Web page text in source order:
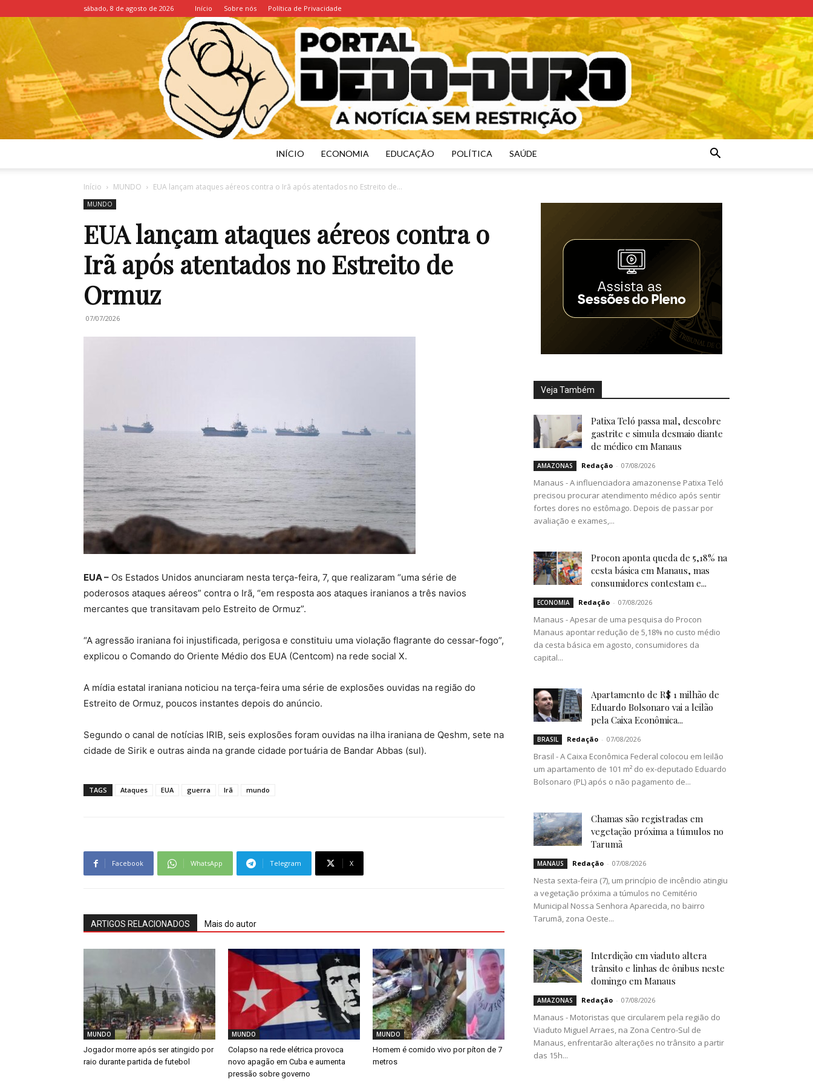
sábado, 8 de agosto de 2026 Início Sobre nós Política de Privacidade
Duro
INÍCIO ECONOMIA EDUCAÇÃO POLÍTICA SAÚDE
Início MUNDO EUA lançam ataques aéreos contra o Irã após atentados no Estreito de...
MUNDO
EUA lançam ataques aéreos contra o
Irã após atentados no Estreito de
Ormuz
07/07/2026
EUA – Os Estados Unidos anunciaram nesta terça-feira, 7, que realizaram “uma série de
poderosos ataques aéreos” contra o Irã, “em resposta aos ataques iranianos a três navios
mercantes que transitavam pelo Estreito de Ormuz”.
“A agressão iraniana foi injustificada, perigosa e constituiu uma violação flagrante do cessar-fogo”,
explicou o Comando do Oriente Médio dos EUA (Centcom) na rede social X.
A mídia estatal iraniana noticiou na terça-feira uma série de explosões ouvidas na região do
Estreito de Ormuz, poucos instantes depois do anúncio.
Segundo o canal de notícias IRIB, seis explosões foram ouvidas na ilha iraniana de Qeshm, sete na
cidade de Sirik e outras ainda na grande cidade portuária de Bandar Abbas (sul).
TAGS Ataques EUA guerra Irã mundo
Facebook WhatsApp Telegram X
ARTIGOS RELACIONADOS Mais do autor
MUNDO
Jogador morre após ser atingido por
raio durante partida de futebol
MUNDO
Colapso na rede elétrica provoca
novo apagão em Cuba e aumenta
pressão sobre governo
MUNDO
Homem é comido vivo por píton de 7
metros
Veja Também
Patixa Teló passa mal, descobre
gastrite e simula desmaio diante
de médico em Manaus
AMAZONAS Redação - 07/08/2026
Manaus - A influenciadora amazonense Patixa Teló
precisou procurar atendimento médico após sentir
fortes dores no estômago. Depois de passar por
avaliação e exames,...
Procon aponta queda de 5,18% na
cesta básica em Manaus, mas
consumidores contestam e...
ECONOMIA Redação - 07/08/2026
Manaus - Apesar de uma pesquisa do Procon
Manaus apontar redução de 5,18% no custo médio
da cesta básica em agosto, consumidores da
capital...
Apartamento de R$ 1 milhão de
Eduardo Bolsonaro vai a leilão
pela Caixa Econômica...
BRASIL Redação - 07/08/2026
Brasil - A Caixa Econômica Federal colocou em leilão
um apartamento de 101 m² do ex-deputado Eduardo
Bolsonaro (PL) após o não pagamento de...
Chamas são registradas em
vegetação próxima a túmulos no
Tarumã
MANAUS Redação - 07/08/2026
Nesta sexta-feira (7), um princípio de incêndio atingiu
a vegetação próxima a túmulos no Cemitério
Municipal Nossa Senhora Aparecida, no bairro
Tarumã, zona Oeste...
Interdição em viaduto altera
trânsito e linhas de ônibus neste
domingo em Manaus
AMAZONAS Redação - 07/08/2026
Manaus - Motoristas que circularem pela região do
Viaduto Miguel Arraes, na Zona Centro-Sul de
Manaus, enfrentarão alterações no trânsito a partir
das 15h...